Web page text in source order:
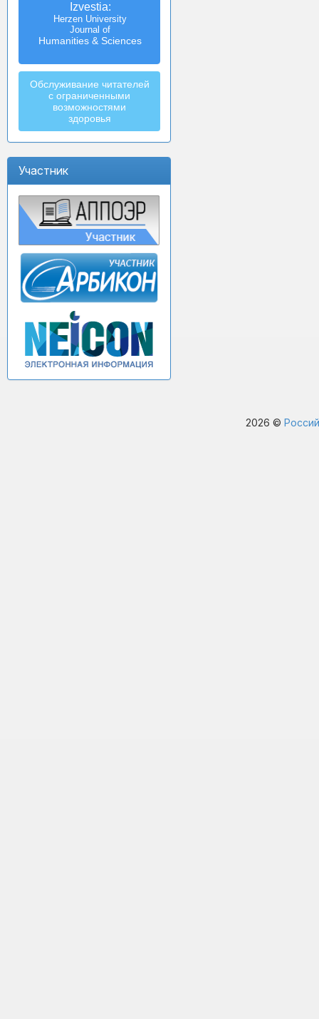
Izvestia:
Herzen University
Journal of
Humanities & Sciences
Обслуживание читателей
с ограниченными
возможностями
здоровья
Участник
2026 ©